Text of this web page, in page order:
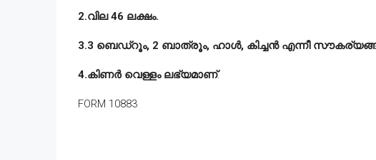
2.വില 46 ലക്ഷം.
3.3 ബെഡ്‌റൂം, 2 ബാത്രൂം, ഹാൾ, കിച്ചൻ എന്നീ
4.കിണർ വെള്ളം ലഭ്യമാണ്.
FORM 10883